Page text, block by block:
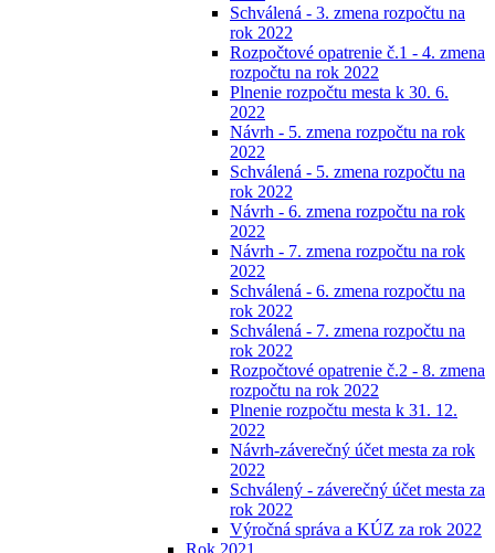
Schválená - 3. zmena rozpočtu na
rok 2022
Rozpočtové opatrenie č.1 - 4. zmena
rozpočtu na rok 2022
Plnenie rozpočtu mesta k 30. 6.
2022
Návrh - 5. zmena rozpočtu na rok
2022
Schválená - 5. zmena rozpočtu na
rok 2022
Návrh - 6. zmena rozpočtu na rok
2022
Návrh - 7. zmena rozpočtu na rok
2022
Schválená - 6. zmena rozpočtu na
rok 2022
Schválená - 7. zmena rozpočtu na
rok 2022
Rozpočtové opatrenie č.2 - 8. zmena
rozpočtu na rok 2022
Plnenie rozpočtu mesta k 31. 12.
2022
Návrh-záverečný účet mesta za rok
2022
Schválený - záverečný účet mesta za
rok 2022
Výročná správa a KÚZ za rok 2022
Rok 2021